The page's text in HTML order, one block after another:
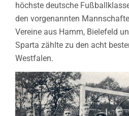
höchste deutsche
den vorgenannten
Vereine aus Hamm, Bielefeld
Sparta zählte zu den acht
Westfalen.